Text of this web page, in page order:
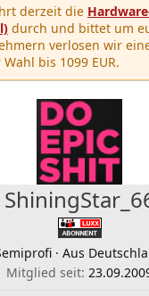
derzeit die
durch und bittet um
verlosen wir
bis 1099 EUR.
· Aus
Mitglied seit